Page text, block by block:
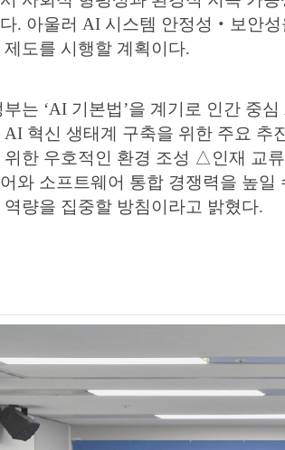
. 아울러 AI 시스템 안정성‧보안
제도를 시행할 계획이다.
부는 ‘AI 기본법’을 계기로 인간 중
AI 혁신 생태계 구축을 위한 주요
위한 우호적인 환경 조성 △인재 교
와 소프트웨어 통합 경쟁력을 높
역량을 집중할 방침이라고 밝혔다.